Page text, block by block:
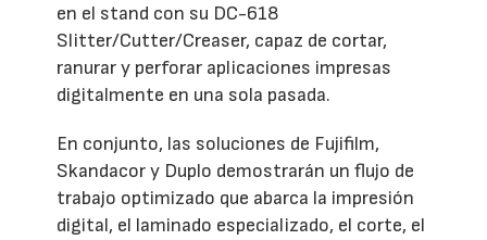
en el stand con su DC-618
Slitter/Cutter/Creaser, capaz de cortar,
ranurar y perforar aplicaciones impresas
digitalmente en una sola pasada.
En conjunto, las soluciones de Fujifilm,
Skandacor y Duplo demostrarán un flujo de
trabajo optimizado que abarca la impresión
digital, el laminado especializado, el corte, el